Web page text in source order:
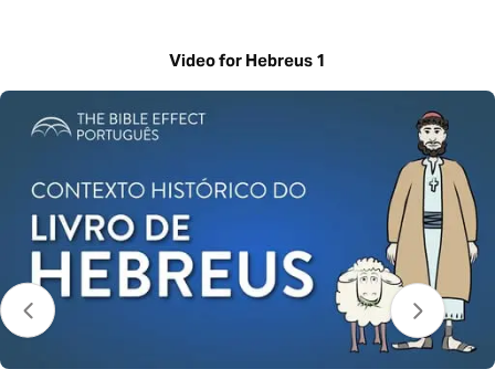
Video for Hebreus 1